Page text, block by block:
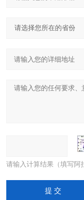
请输入计算结果（填写阿